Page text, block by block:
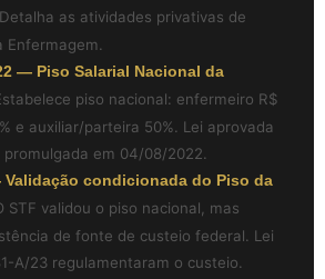
Detalha as atividades privativas de
Enfermagem.
— Piso Salarial Nacional da
piso nacional: enfermeiro R$
e auxiliar/parteira 50%. Lei aprovada
promulgada em 04/08/2022.
Validação condicionada do Piso da
STF validou o piso nacional, mas
de fonte de custeio federal. Lei
A/23 regulamentaram o custeio.